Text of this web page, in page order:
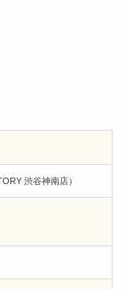
渋谷神南店）